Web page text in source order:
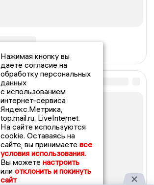
Нажимая кнопку вы
даете согласие на
обработку персональных
данных
с использованием
интернет-сервиса
Яндекс.Метрика,
top.mail.ru, LiveInternet.
На сайте используются
cookie. Оставаясь на
сайте, вы принимаете все
условия использования.
Вы можете настроить
или отклонить и покинуть
сайт